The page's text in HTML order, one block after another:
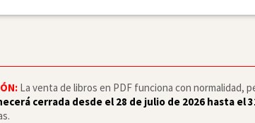
La venta de libros en PDF funciona con normalidad,
cerrada desde el 28 de julio de 2026 hasta el